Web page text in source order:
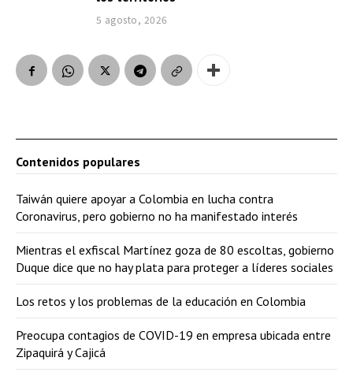
5 agosto, 2026
Contenidos populares
Taiwán quiere apoyar a Colombia en lucha contra
Coronavirus, pero gobierno no ha manifestado interés
Mientras el exfiscal Martínez goza de 80 escoltas, gobierno
Duque dice que no hay plata para proteger a líderes sociales
Los retos y los problemas de la educación en Colombia
Preocupa contagios de COVID-19 en empresa ubicada entre
Zipaquirá y Cajicá